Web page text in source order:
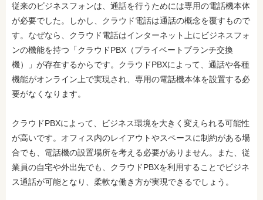
従来のビジネスフォンは、通話を行うためには専用の電話機本体
が必要でした。しかし、クラウド電話は通話の概念を覆すもので
す。なぜなら、クラウド電話はインターネット上にビジネスフォ
ンの機能を持つ「クラウドPBX（プライベートブランチ交換
機）」が存在するからです。クラウドPBXによって、通話や各種
機能がオンライン上で実現され、専用の電話機本体を設置する必
要がなくなります。
クラウドPBXによって、ビジネス環境を大きく変えられる可能性
が高いです。オフィス内のレイアウトやスペースに制約がある場
合でも、電話機の設置場所を考える必要がありません。また、従
業員の自宅や外出先でも、クラウドPBXを利用することでビジネ
ス通話が可能となり、柔軟な働き方が実現できるでしょう。